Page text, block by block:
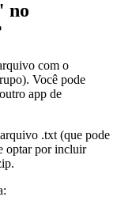
no
com o
Você pode
app de
.txt (que pode
optar por incluir